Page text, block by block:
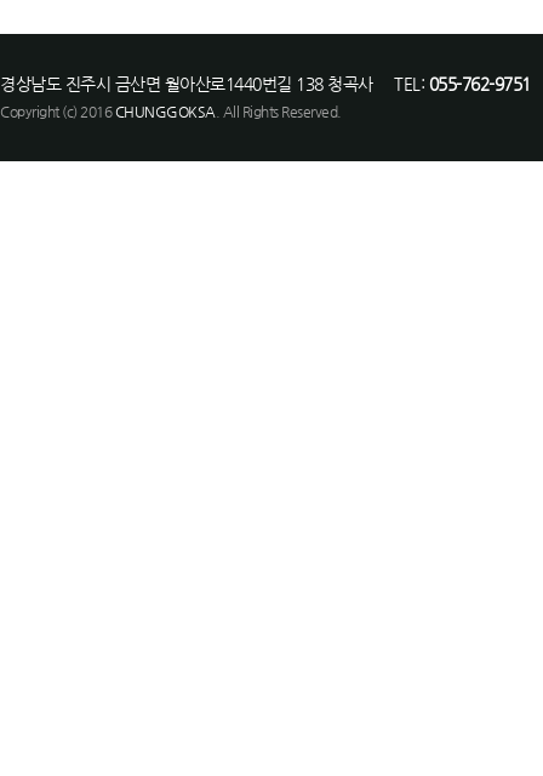
경상남도 진주시 금산면 월아산로1440번길 138 청곡사 TEL: 055-762-9751
Copyright (c) 2016CHUNGGOKSA . All Rights Reserved.